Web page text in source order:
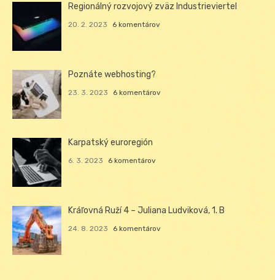
Regionálný rozvojový zväz Industrieviertel
20. 2. 2023 6 komentárov
Poznáte webhosting?
23. 3. 2023 6 komentárov
Karpatský euroregión
6. 3. 2023 6 komentárov
Kráľovná Ruží 4 – Juliana Ludviková, 1. B
24. 8. 2023 6 komentárov